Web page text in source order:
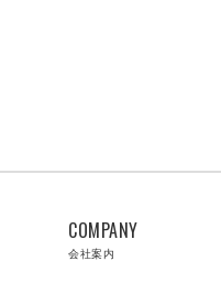
COMPANY
会社案内